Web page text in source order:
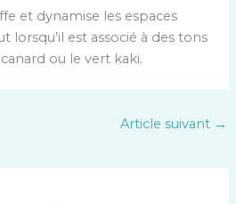
et dynamise les espaces
lorsqu’il est associé à des tons
ou le vert kaki.
Article suivant →